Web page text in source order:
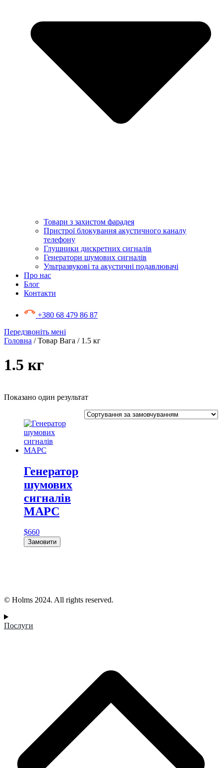
Товари з захистом фарадея
Пристрої блокування акустичного каналу
телефону
Глушники дискретних сигналів
Генератори шумових сигналів
Ультразвукові та акустичні подавлювачі
Про нас
Блог
Контакти
+380 68 479 86 87
Передзвоніть мені
Головна / Товар Вага / 1.5 кг
1.5 кг
Показано один результат
Генератор
шумових
сигналів
МАРС
$660
Замовити
© Holms 2024. All rights reserved.
Послуги